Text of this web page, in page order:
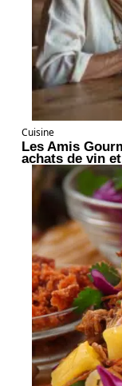
Cuisine
Les Amis
achats de vin